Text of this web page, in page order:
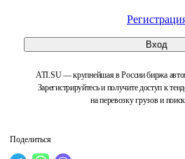
Вход
ATI.SU — крупнейшая в России биржа
Зарегистрируйтесь и получите доступ к
на перевозку грузов и
Поделиться